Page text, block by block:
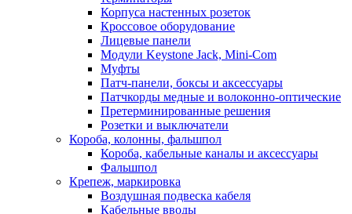
Корпуса настенных розеток
Кроссовое оборудование
Лицевые панели
Модули Keystone Jack, Mini-Com
Муфты
Патч-панели, боксы и аксессуары
Патчкорды медные и волоконно-оптические
Претерминированные решения
Розетки и выключатели
Короба, колонны, фальшпол
Короба, кабельные каналы и аксессуары
Фальшпол
Крепеж, маркировка
Воздушная подвеска кабеля
Кабельные вводы